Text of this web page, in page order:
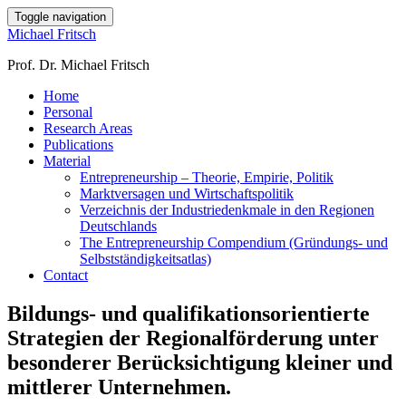
Toggle navigation
Michael Fritsch
Prof. Dr. Michael Fritsch
Home
Personal
Research Areas
Publications
Material
Entrepreneurship – Theorie, Empirie, Politik
Marktversagen und Wirtschaftspolitik
Verzeichnis der Industriedenkmale in den Regionen
Deutschlands
The Entrepreneurship Compendium (Gründungs- und
Selbstständigkeitsatlas)
Contact
Bildungs- und qualifikationsorientierte
Strategien der Regio­nal­för­derung unter
beson­derer Berück­sichti­gung kleiner und
mittlerer Un­ternehmen.